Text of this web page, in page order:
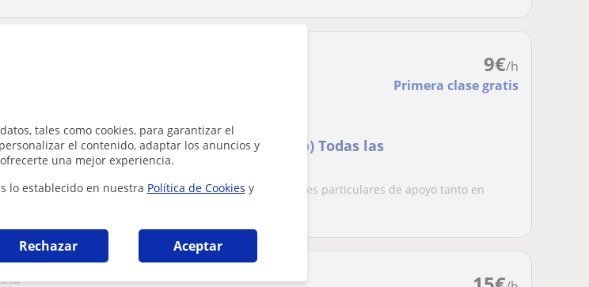
tales como cookies, para garantizar el
el contenido, adaptar los anuncios y
una mejor experiencia.
lo establecido en nuestra Política de Cookies y
Rechazar Aceptar
9€/h
Primera clase gratis
Clases particulares LH (Primaria) y DBH (Eso) Todas las
soy Iria estudiante de batxi de ciencias. Ofrezco clases particulares de apoyo tanto en